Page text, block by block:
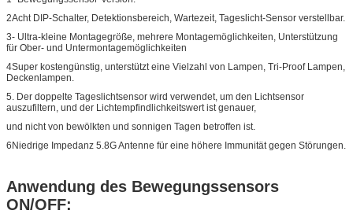
2Acht DIP-Schalter, Detektionsbereich, Wartezeit, Tageslicht-Sensor verstellbar.
3- Ultra-kleine Montagegröße, mehrere Montagemöglichkeiten, Unterstützung
für Ober- und Untermontagemöglichkeiten
4Super kostengünstig, unterstützt eine Vielzahl von Lampen, Tri-Proof Lampen,
Deckenlampen.
5. Der doppelte Tageslichtsensor wird verwendet, um den Lichtsensor
auszufiltern, und der Lichtempfindlichkeitswert ist genauer,
und nicht von bewölkten und sonnigen Tagen betroffen ist.
6Niedrige Impedanz 5.8G Antenne für eine höhere Immunität gegen Störungen.
Anwendung des Bewegungssensors
ON/OFF: